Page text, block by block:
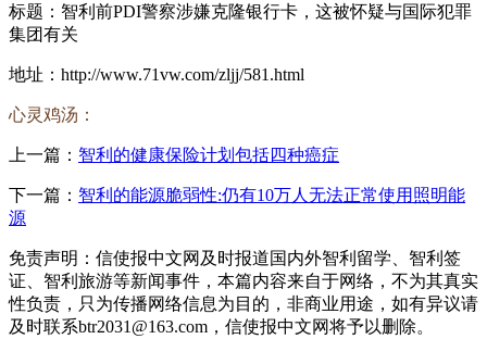
标题：智利前PDI警察涉嫌克隆银行卡，这被怀疑与国际犯罪
集团有关
地址：http://www.71vw.com/zljj/581.html
心灵鸡汤：
上一篇： 智利的健康保险计划包括四种癌症
下一篇： 智利的能源脆弱性:仍有10万人无法正常使用照明能
源
免责声明：信使报中文网及时报道国内外智利留学、智利签
证、智利旅游等新闻事件，本篇内容来自于网络，不为其真实
性负责，只为传播网络信息为目的，非商业用途，如有异议请
及时联系btr2031@163.com，信使报中文网将予以删除。